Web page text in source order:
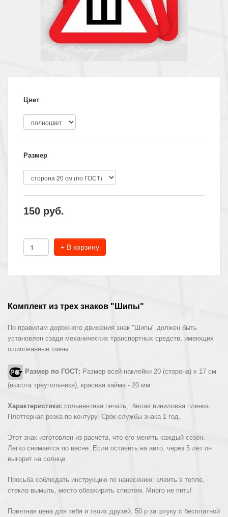
Цвет
Размер
150 руб.
+ В корзину
Комплект из трех знаков "Шипы"
По правилам дорожного движения знак "Шипы" должен быть
установлен сзади механических транспортных средств, имеющих
ошипованные шины.
Размер по ГОСТ: Размер всей наклейки 20 (сторона) х 17 см
(высота треугольника), красная кайма - 20 мм
Характеристики: сольвентная печать, белая виниловая пленка.
Плоттерная резка по контуру. Срок службы знака 1 год.
Этот знак изготовлен из расчета, что его менять каждый сезон.
Легко снимается по весне. Если оставить на авто, через 5 лет он
выгорит на солнце.
Просьба соблюдать инструкцию по нанесению: клеить в тепле,
стекло вымыть, место обезжирить спиртом. Много не пить!
Приятная цена для тебя и твоих друзей. 50 р за штуку с бесплатной